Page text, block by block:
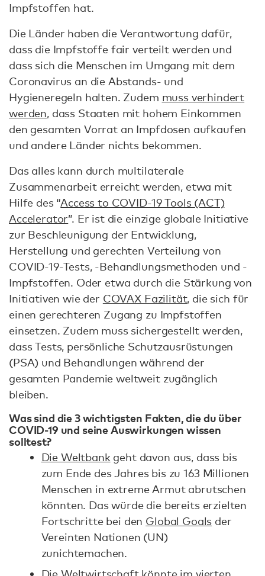
Impfstoffen hat.
Die Länder haben die Verantwortung dafür,
dass die Impfstoffe fair verteilt werden und
dass sich die Menschen im Umgang mit dem
Coronavirus an die Abstands- und
Hygieneregeln halten. Zudem muss verhindert
werden, dass Staaten mit hohem Einkommen
den gesamten Vorrat an Impfdosen aufkaufen
und andere Länder nichts bekommen.
Das alles kann durch multilaterale
Zusammenarbeit erreicht werden, etwa mit
Hilfe des “Access to COVID-19 Tools (ACT)
Accelerator”. Er ist die einzige globale Initiative
zur Beschleunigung der Entwicklung,
Herstellung und gerechten Verteilung von
COVID-19-Tests, -Behandlungsmethoden und -
Impfstoffen. Oder etwa durch die Stärkung von
Initiativen wie der COVAX Fazilität, die sich für
einen gerechteren Zugang zu Impfstoffen
einsetzen. Zudem muss sichergestellt werden,
dass Tests, persönliche Schutzausrüstungen
(PSA) und Behandlungen während der
gesamten Pandemie weltweit zugänglich
bleiben.
Was sind die 3 wichtigsten Fakten, die du über
COVID-19 und seine Auswirkungen wissen
solltest?
Die Weltbank geht davon aus, dass bis
zum Ende des Jahres bis zu 163 Millionen
Menschen in extreme Armut abrutschen
könnten. Das würde die bereits erzielten
Fortschritte bei den Global Goals der
Vereinten Nationen (UN)
zunichtemachen.